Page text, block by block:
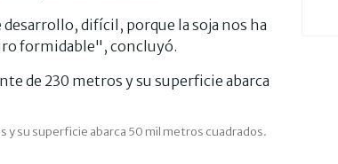
difícil, porque la soja nos ha
formidable", concluyó.
su superficie abarca 50 mil metros cuadrados.